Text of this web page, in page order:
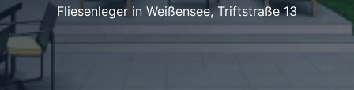
Fliesenleger in Weißensee, Triftstraße 13